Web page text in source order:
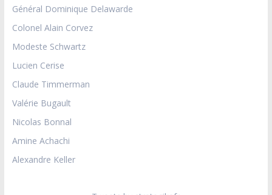
Général Dominique Delawarde
Colonel Alain Corvez
Modeste Schwartz
Lucien Cerise
Claude Timmerman
Valérie Bugault
Nicolas Bonnal
Amine Achachi
Alexandre Keller